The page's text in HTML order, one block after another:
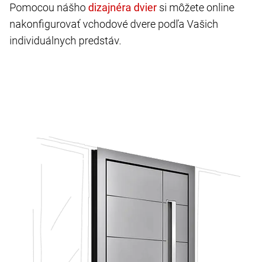
Pomocou nášho
si môžete online
nakonfigurovať vchodové dvere podľa Vašich
individuálnych predstáv.